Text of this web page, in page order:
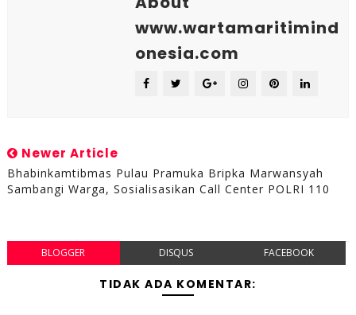
www.wartamaritimind
onesia.com
Newer Article
Bhabinkamtibmas Pulau Pramuka Bripka Marwansyah
Sambangi Warga, Sosialisasikan Call Center POLRI 110
BLOGGER DISQUS FACEBOOK
TIDAK ADA KOMENTAR: